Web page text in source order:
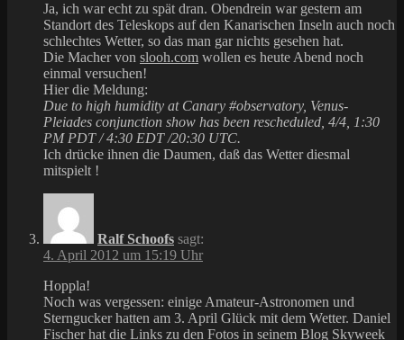
Ja, ich war echt zu spät dran. Obendrein war gestern am
Standort des Teleskops auf den Kanarischen Inseln auch noch
schlechtes Wetter, so das man gar nichts gesehen hat.
Die Macher von slooh.com wollen es heute Abend noch
einmal versuchen!
Hier die Meldung:
Due to high humidity at Canary #observatory, Venus-
Pleiades conjunction show has been rescheduled, 4/4, 1:30
PM PDT / 4:30 EDT /20:30 UTC.
Ich drücke ihnen die Daumen, daß das Wetter diesmal
mitspielt !
Ralf Schoofs sagt:
4. April 2012 um 15:19 Uhr
Hoppla!
Noch was vergessen: einige Amateur-Astronomen und
Sterngucker hatten am 3. April Glück mit dem Wetter. Daniel
Fischer hat die Links zu den Fotos in seinem Blog Skyweek